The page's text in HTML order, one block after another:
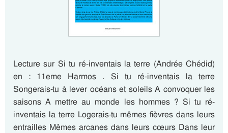
Lecture sur Si tu ré-inventais la terre (Andrée Chédid)
en : 11eme Harmos . Si tu ré-inventais la terre
Songerais-tu à lever océans et soleils A convoquer les
saisons A mettre au monde les hommes ? Si tu ré-
inventais la terre Logerais-tu mêmes fièvres dans leurs
entrailles Mêmes arcanes dans leurs cœurs Dans leur